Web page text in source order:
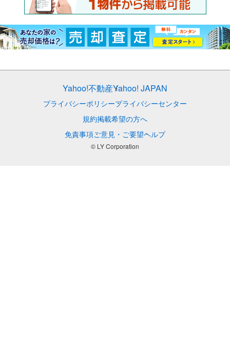
Yahoo!不動産Yahoo! JAPAN
プライバシーポリシープライバシーセンター
規約掲載希望の方へ
免責事項ご意見・ご要望ヘルプ
© LY Corporation